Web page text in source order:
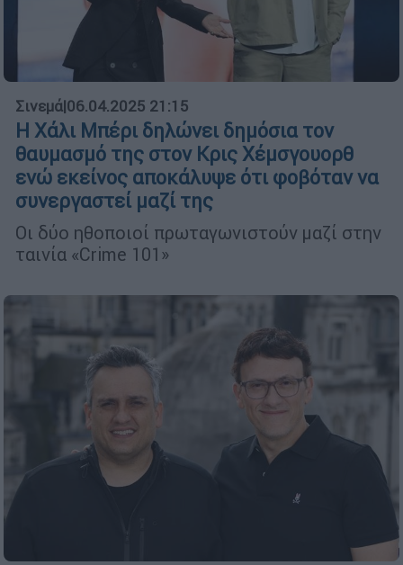
Σινεμά|06.04.2025 21:15
Η Χάλι Μπέρι δηλώνει δημόσια τον
θαυμασμό της στον Κρις Χέμσγουορθ
ενώ εκείνος αποκάλυψε ότι φοβόταν να
συνεργαστεί μαζί της
Οι δύο ηθοποιοί πρωταγωνιστούν μαζί στην
ταινία «Crime 101»